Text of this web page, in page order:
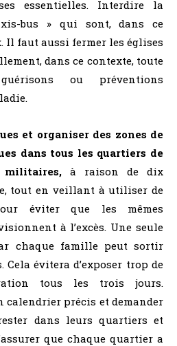
essentielles. Interdire la
bus » qui sont, dans ce
Il faut aussi fermer les églises
dans ce contexte, toute
ou préventions
et organiser des zones de
dans tous les quartiers de
à raison de dix
tout en veillant à utiliser de
éviter que les mêmes
à l’excès. Une seule
chaque famille peut sortir
Cela évitera d’exposer trop de
tous les trois jours.
calendrier précis et demander
dans leurs quartiers et
que chaque quartier a